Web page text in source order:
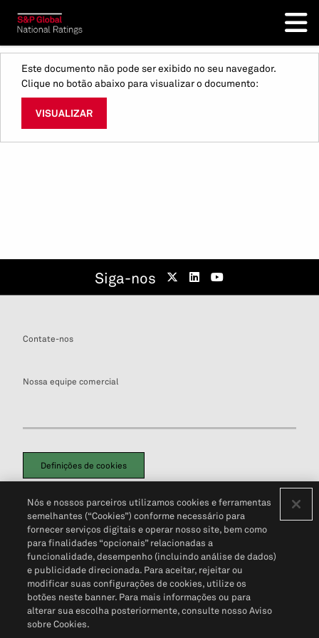
Este documento não pode ser exibido no seu navegador.
Clique no botão abaixo para visualizar o documento:
VISUALIZAR
Siga-nos
Contate-nos
Nossa equipe comercial
Definições de cookies
Política de PrivacidadePortal de privacidade do cliente (em inglês)
Não Venda Minhas Informações Pessoais© 2026 S&P Global
Nós e nossos parceiros utilizamos cookies e ferramentas
semelhantes (“Cookies”) conforme necessário para
fornecer serviços digitais e operar nosso site, bem como
para finalidades “opcionais” relacionadas a
funcionalidade, desempenho (incluindo análise de dados)
e publicidade direcionada. Para aceitar, rejeitar ou
modificar suas configurações de cookies, utilize os
botões neste banner. Para mais informações ou para
alterar sua escolha posteriormente, consulte nosso Aviso
sobre Cookies.